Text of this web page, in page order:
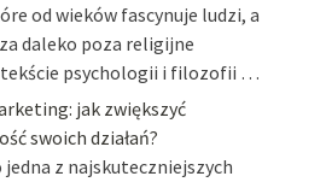
od wieków fascynuje ludzi, a
daleko poza religijne
psychologii i filozofii …
jak zwiększyć
swoich działań?
z najskuteczniejszych